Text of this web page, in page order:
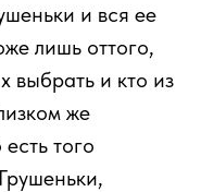
и вся ее
лишь оттого,
выбрать и кто из
же
того